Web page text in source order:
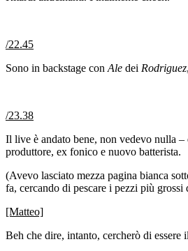
/22.45
Sono in backstage con Ale dei Rodriguez
/23.38
Il live è andato bene, non vedevo nulla
produttore, ex fonico e nuovo batterista.
(Avevo lasciato mezza pagina bianca
fa, cercando di pescare i pezzi più
[Matteo]
Beh che dire, intanto, cercherò di essere